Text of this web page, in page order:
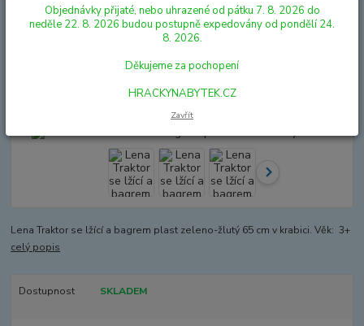
AUTA, LODĚ, LETADLA ZEMĚDĚLSKÉ STROJE
Lena Traktor se
lžící a bagrem plast zeleno-žlutý 65 cm
Lena Traktor se lžící a bagrem
plast zeleno-žlutý 65 cm
Lena Traktor se lžící a bagrem plast zeleno-žlutý 65 cm v krabici. Věk: 3+
celý popis
Dostupnost SKLADEM
Objednávky přijaté, nebo uhrazené od pátku 7. 8. 2026 do
neděle 22. 8. 2026 budou postupně expedovány od pondělí 24.
8. 2026.
Děkujeme za pochopení
HRACKYNABYTEK.CZ
Zavřít